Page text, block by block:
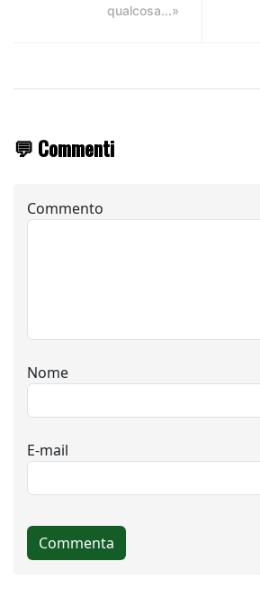
qualcosa...»
💬 Commenti